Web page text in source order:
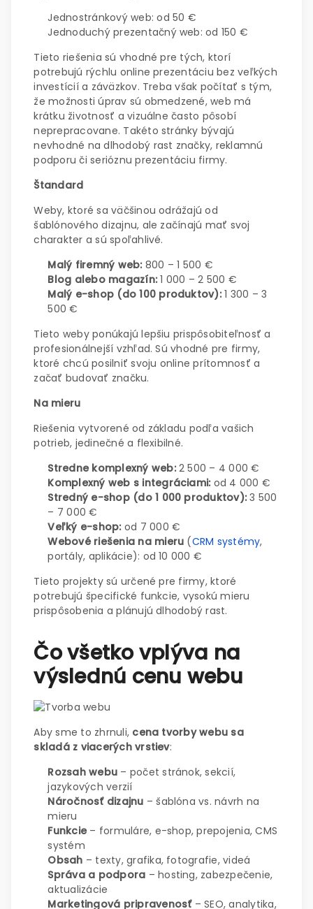
Jednostránkový web: od 50 €
Jednoduchý prezentačný web: od 150 €
Tieto riešenia sú vhodné pre tých, ktorí
potrebujú rýchlu online prezentáciu bez veľkých
investícií a záväzkov. Treba však počítať s tým,
že možnosti úprav sú obmedzené, web má
krátku životnosť a vizuálne často pôsobí
neprepracovane. Takéto stránky bývajú
nevhodné na dlhodobý rast značky, reklamnú
podporu či serióznu prezentáciu firmy.
Štandard
Weby, ktoré sa väčšinou odrážajú od
šablónového dizajnu, ale začínajú mať svoj
charakter a sú spoľahlivé.
Malý firemný web: 800 – 1 500 €
Blog alebo magazín: 1 000 – 2 500 €
Malý e-shop (do 100 produktov):1 300 – 3
500 €
Tieto weby ponúkajú lepšiu prispôsobiteľnosť a
profesionálnejší vzhľad. Sú vhodné pre firmy,
ktoré chcú posilniť svoju online prítomnosť a
začať budovať značku.
Na mieru
Riešenia vytvorené od základu podľa vašich
potrieb, jedinečné a flexibilné.
Stredne komplexný web:2 500 – 4 000 €
Komplexný web s integráciami: od 4 000 €
Stredný e-shop (do 1 000 produktov): 3 500
– 7 000 €
Veľký e-shop: od 7 000 €
Webové riešenia na mieru (CRM systémy,
portály, aplikácie): od 10 000 €
Tieto projekty sú určené pre firmy, ktoré
potrebujú špecifické funkcie, vysokú mieru
prispôsobenia a plánujú dlhodobý rast.
Čo všetko vplýva na
výslednú cenu webu
Aby sme to zhrnuli, cena tvorby webu sa
skladá z viacerých vrstiev:
Rozsah webu – počet stránok, sekcií,
jazykových verzií
Náročnosť dizajnu – šablóna vs. návrh na
mieru
Funkcie– formuláre, e-shop, prepojenia, CMS
systém
Obsah – texty, grafika, fotografie, videá
Správa a podpora – hosting, zabezpečenie,
aktualizácie
Marketingová pripravenosť– SEO, analytika,